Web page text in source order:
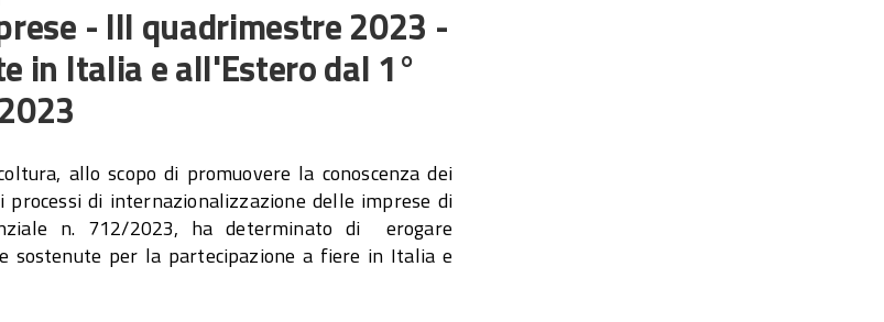
- III quadrimestre 2023 -
in Italia e all'Estero dal 1°
allo scopo di promuovere la conoscenza dei
di internazionalizzazione delle imprese di
n. 712/2023, ha determinato di erogare
per la partecipazione a fiere in Italia e